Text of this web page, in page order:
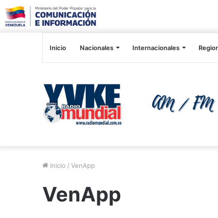
Inicio Nacionales Internacionales
Inicio / VenApp
VenApp